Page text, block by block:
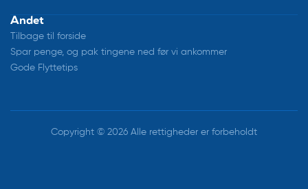
Andet
Tilbage til forside
Spar penge, og pak tingene ned før vi ankommer
Gode Flyttetips
Copyright © 2026 Alle rettigheder er forbeholdt